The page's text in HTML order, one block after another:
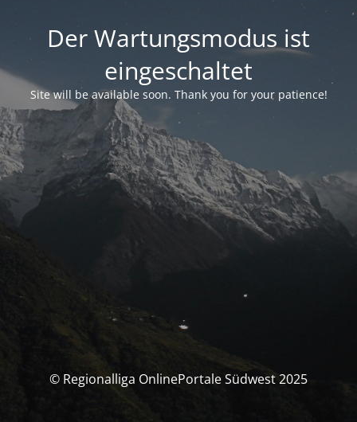
Der Wartungsmodus ist
eingeschaltet
Site will be available soon. Thank you for your patience!
© Regionalliga OnlinePortale Südwest 2025